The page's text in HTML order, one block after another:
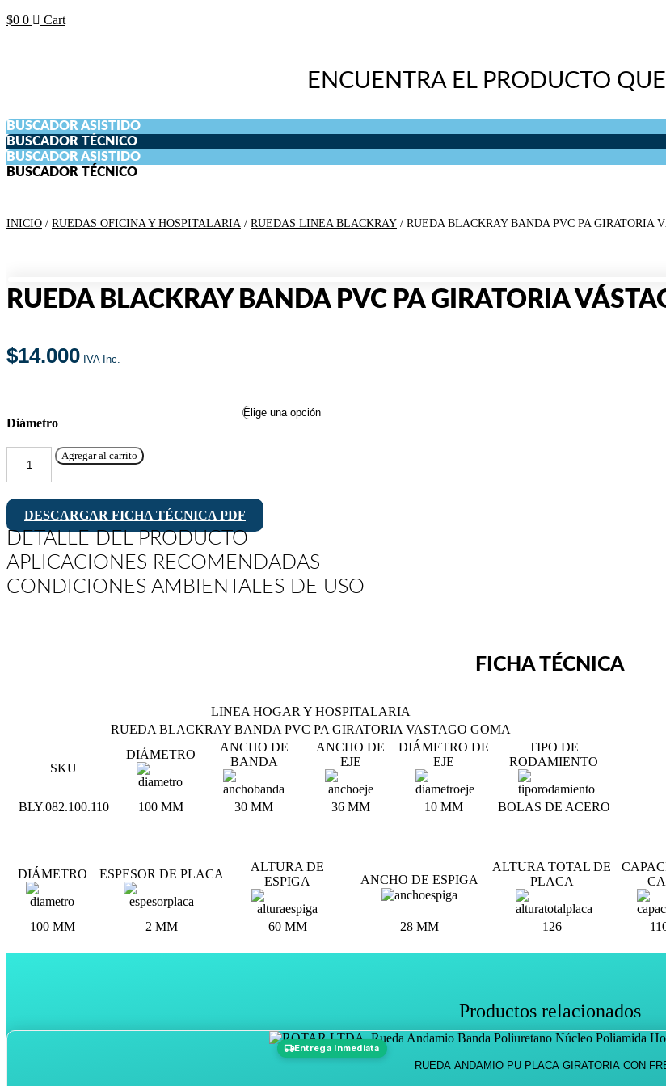
$0 0 Cart
ENCUENTRA EL PRODUCTO
BUSCADOR ASISTIDO
BUSCADOR TÉCNICO
BUSCADOR ASISTIDO
BUSCADOR TÉCNICO
INICIO / RUEDAS OFICINA Y HOSPITALARIA / RUEDAS LINEA BLACKRAY / RUEDA BLACKRAY BANDA PVC PA GIRATORIA
RUEDA BLACKRAY BANDA PVC PA GIRATORIA
$14.000
Diámetro
Rueda
BLACKRAY
Banda
PVC
PA
Giratoria
Vástago
Goma
cantidad
Agregar al carrito
DESCARGAR FICHA TÉCNICA PDF
DETALLE DEL PRODUCTO
APLICACIONES RECOMENDADAS
CONDICIONES AMBIENTALES DE USO
FICHA TÉCNICA
LINEA HOGAR Y HOSPITALARIA
RUEDA BLACKRAY BANDA PVC PA GIRATORIA VASTAGO GOMA
SKU
DIÁMETRO
ANCHO DE
BANDA
ANCHO DE
EJE
DIÁMETRO DE
EJE
TIPO DE
RODAMIENTO
BLY.082.100.110 100 MM 30 MM 36 MM 10 MM BOLAS DE ACERO
DIÁMETRO ESPESOR DE PLACA
ALTURA DE
ESPIGA
ANCHO DE ESPIGA
ALTURA TOTAL DE
PLACA
100 MM 2 MM 60 MM 28 MM 126
Productos relacionados
Entrega Inmediata
RUEDA ANDAMIO PU PLACA GIRATORIA CON
Este
tiene